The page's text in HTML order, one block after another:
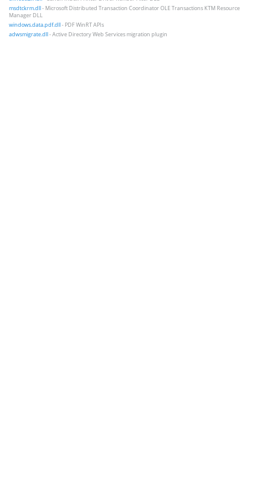
msdtckrm.dll- Microsoft Distributed Transaction Coordinator OLE Transactions KTM Resource
Manager DLL
windows.data.pdf.dll- PDF WinRT APIs
adwsmigrate.dll- Active Directory Web Services migration plugin